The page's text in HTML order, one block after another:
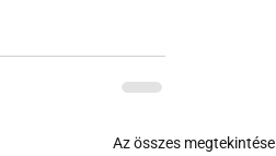
Az összes megtekintése